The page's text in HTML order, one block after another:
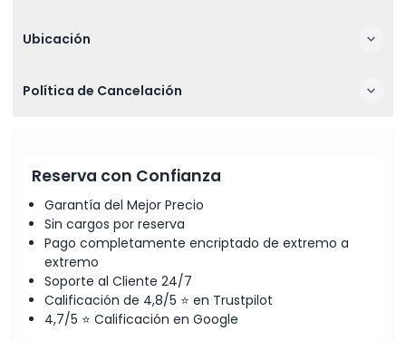
Ubicación
Política de Cancelación
Reserva con Confianza
Garantía del Mejor Precio
Sin cargos por reserva
Pago completamente encriptado de extremo a
extremo
Soporte al Cliente 24/7
Calificación de 4,8/5 ⭐ en Trustpilot
4,7/5 ⭐ Calificación en Google